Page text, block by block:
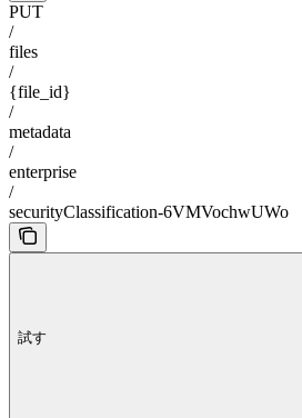
PUT
/
files
/
{file_id}
/
metadata
/
enterprise
/
securityClassification-6VMVochwUWo
試す